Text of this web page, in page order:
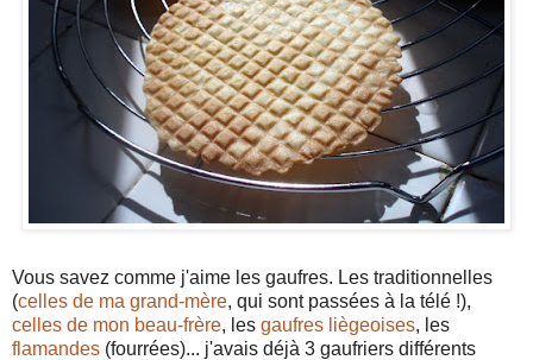
Vous savez comme j'aime les gaufres. Les traditionnelles
(celles de ma grand-mère, qui sont passées à la télé !),
celles de mon beau-frère, les gaufres liègeoises, les
flamandes (fourrées)... j'avais déjà 3 gaufriers différents